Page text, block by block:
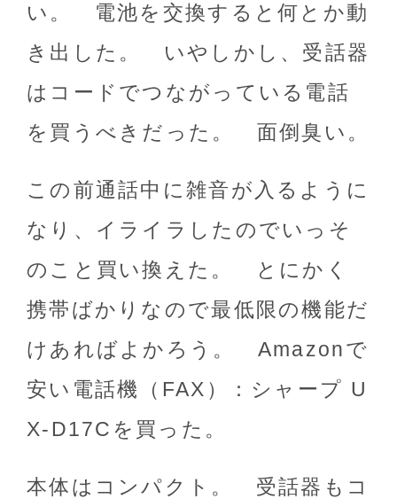
い。 電池を交換すると何とか動
き出した。 いやしかし、受話器
はコードでつながっている電話
を買うべきだった。 面倒臭い。
この前通話中に雑音が入るように
なり、イライラしたのでいっそ
のこと買い換えた。 とにかく
携帯ばかりなので最低限の機能だ
けあればよかろう。 Amazonで
安い電話機（FAX）：シャープ U
X-D17Cを買った。
本体はコンパクト。 受話器もコ